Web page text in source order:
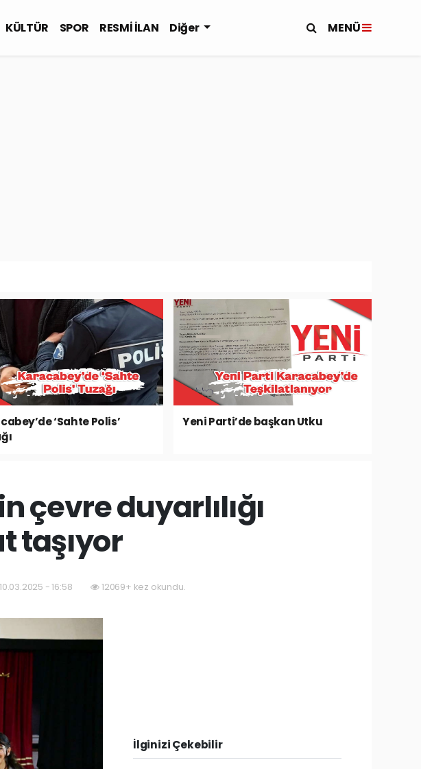
KÜLTÜR SPOR RESMİ İLAN Diğer MENÜ
‘Sahte Polis’
Yeni Parti’de başkan Utku
çevre duyarlılığı
taşıyor
- 16:58 12069+ kez okundu.
İlginizi Çekebilir